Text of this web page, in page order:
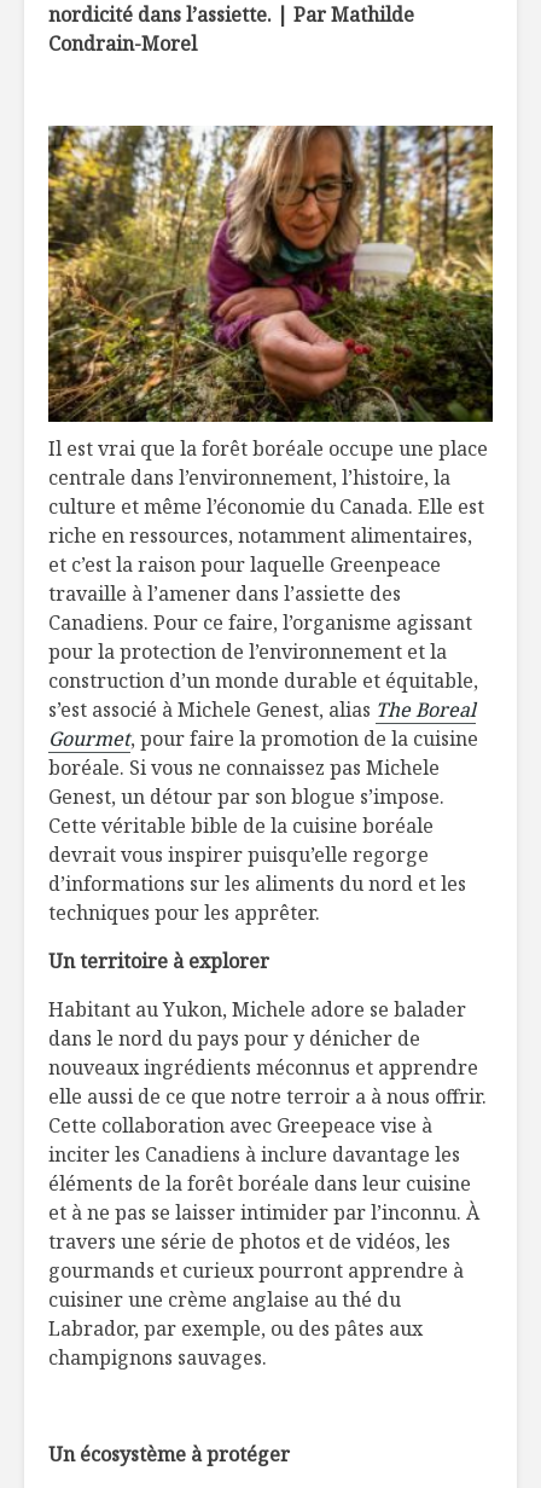
nordicité dans l’assiette. | Par Mathilde
Condrain-Morel
Il est vrai que la forêt boréale occupe une place
centrale dans l’environnement, l’histoire, la
culture et même l’économie du Canada. Elle est
riche en ressources, notamment alimentaires,
et c’est la raison pour laquelle Greenpeace
travaille à l’amener dans l’assiette des
Canadiens. Pour ce faire, l’organisme agissant
pour la protection de l’environnement et la
construction d’un monde durable et équitable,
s’est associé à Michele Genest, alias The Boreal
Gourmet, pour faire la promotion de la cuisine
boréale. Si vous ne connaissez pas Michele
Genest, un détour par son blogue s’impose.
Cette véritable bible de la cuisine boréale
devrait vous inspirer puisqu’elle regorge
d’informations sur les aliments du nord et les
techniques pour les apprêter.
Un territoire à explorer
Habitant au Yukon, Michele adore se balader
dans le nord du pays pour y dénicher de
nouveaux ingrédients méconnus et apprendre
elle aussi de ce que notre terroir a à nous offrir.
Cette collaboration avec Greepeace vise à
inciter les Canadiens à inclure davantage les
éléments de la forêt boréale dans leur cuisine
et à ne pas se laisser intimider par l’inconnu. À
travers une série de photos et de vidéos, les
gourmands et curieux pourront apprendre à
cuisiner une crème anglaise au thé du
Labrador, par exemple, ou des pâtes aux
champignons sauvages.
Un écosystème à protéger
S’unir pour l’amour
de la cuisine
Soupe de courge
musquée
à l’érable
Pâté
revisité
Hot-
cheddar